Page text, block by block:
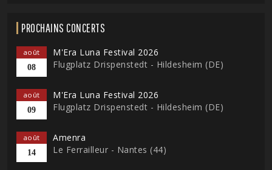
PROCHAINS CONCERTS
août
08
M'Era Luna Festival 2026
Flugplatz Drispenstedt - Hildesheim (DE)
août
09
M'Era Luna Festival 2026
Flugplatz Drispenstedt - Hildesheim (DE)
août
14
Amenra
Le Ferrailleur - Nantes (44)